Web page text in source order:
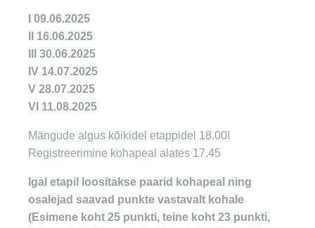
I 09.06.2025
II 16.06.2025
III 30.06.2025
IV 14.07.2025
V 28.07.2025
VI 11.08.2025
Mängude algus kõikidel etappidel 18.00!
Registreerimine kohapeal alates 17.45
Igal etapil loositakse paarid kohapeal ning
osalejad saavad punkte vastavalt kohale
(Esimene koht 25 punkti, teine koht 23 punkti,